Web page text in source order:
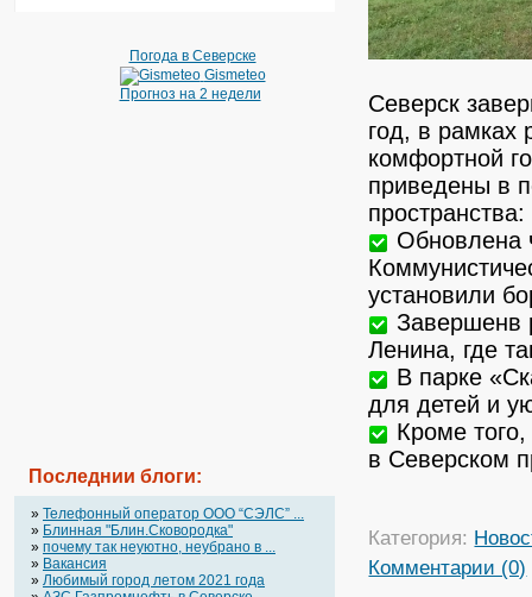
Погода в Северске
Gismeteo
Прогноз на 2 недели
Последнии блоги:
» Телефонный оператор OOO “СЭЛС” ...
» Блинная "Блин.Сковородка"
» почему так неуютно, неубрано в ...
» Вакансия
» Любимый город летом 2021 года
Северск
год, в рамках
комфортной
приведены в
пространства:
Обновлена
установили
Завершенв
Ленина, где
В парке
для детей и
Кроме
в Северском
Категория:
Комментарии (0)